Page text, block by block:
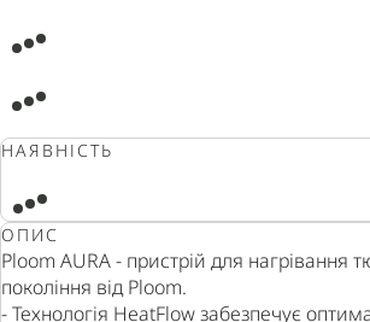
НАЯВНІСТЬ
ОПИС
Ploom AURA - пристрій для нагрівання
покоління від Ploom.
- Технологія HeatFlow забезпечує